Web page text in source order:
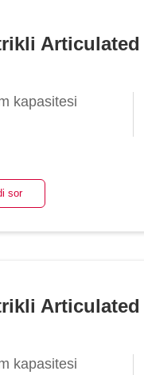
kapasitesi
sor
kapasitesi